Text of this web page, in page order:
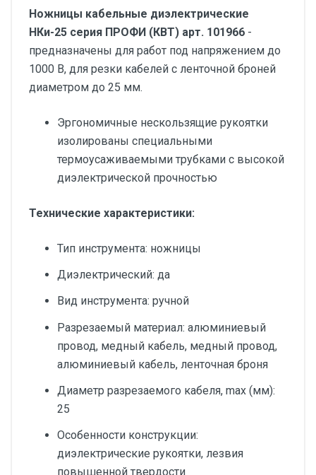
Ножницы кабельные диэлектрические
НКи-25 серия ПРОФИ (КВТ) арт. 101966 -
предназначены для работ под напряжением до
1000 В, для резки кабелей с ленточной броней
диаметром до 25 мм.
Эргономичные нескользящие рукоятки
изолированы специальными
термоусаживаемыми трубками с высокой
диэлектрической прочностью
Технические характеристики:
Тип инструмента: ножницы
Диэлектрический: да
Вид инструмента: ручной
Разрезаемый материал: алюминиевый
провод, медный кабель, медный провод,
алюминиевый кабель, ленточная броня
Диаметр разрезаемого кабеля, max (мм):
25
Особенности конструкции:
диэлектрические рукоятки, лезвия
повышенной твердости